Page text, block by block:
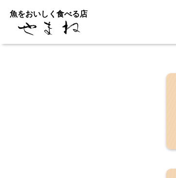
魚をおいしく食べる店